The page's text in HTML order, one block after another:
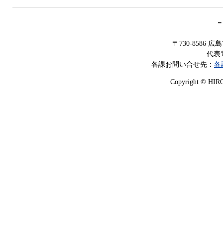
〒730-8586 広
代表
各課お問い合せ先： 各
Copyright ©